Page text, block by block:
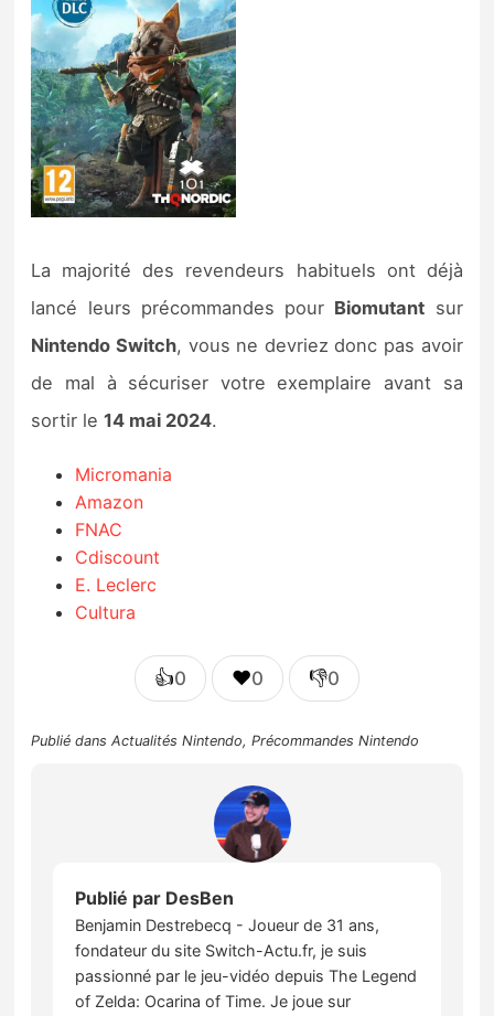
La majorité des revendeurs habituels ont déjà
lancé leurs précommandes pour Biomutant sur
Nintendo Switch, vous ne devriez donc pas avoir
de mal à sécuriser votre exemplaire avant sa
sortir le14 mai 2024.
Micromania
Amazon
FNAC
Cdiscount
E. Leclerc
Cultura
👍0 ❤️0 👎0
Publié dansActualités Nintendo,Précommandes Nintendo
Publié par DesBen
Benjamin Destrebecq - Joueur de 31 ans,
fondateur du site Switch-Actu.fr, je suis
passionné par le jeu-vidéo depuis The Legend
of Zelda: Ocarina of Time. Je joue sur